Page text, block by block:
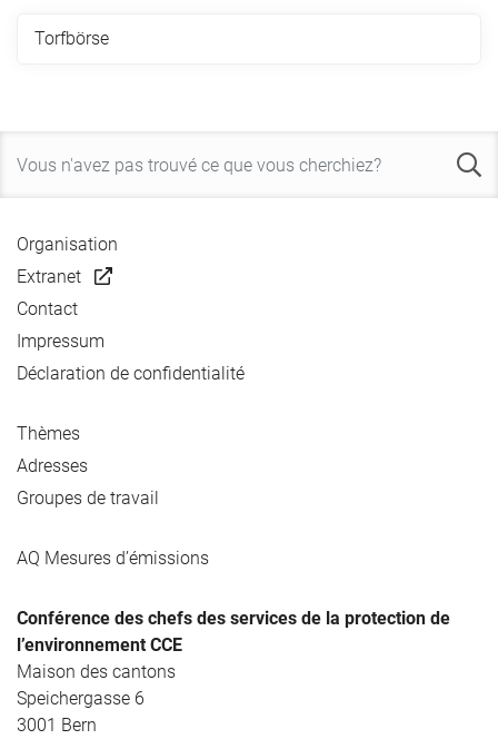
Torfbörse
Organisation
Extranet
Contact
Impressum
Déclaration de confidentialité
Thèmes
Adresses
Groupes de travail
AQ Mesures d’émissions
Conférence des chefs des services de la protection de
l’environnement CCE
Maison des cantons
Speichergasse 6
3001 Bern